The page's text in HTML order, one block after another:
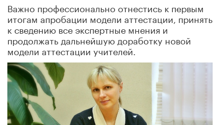
Важно профессионально отнестись к первым
итогам апробации модели аттестации, принять
к сведению все экспертные мнения и
продолжать дальнейшую доработку новой
модели аттестации учителей.